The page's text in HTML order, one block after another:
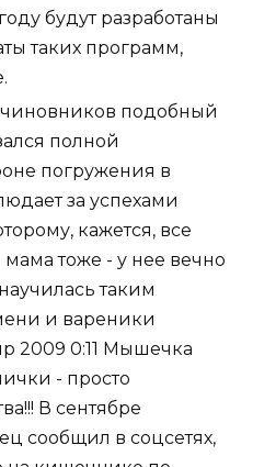
будут разработаны
таких программ,
чиновников подобный
полной
погружения в
за успехами
кажется, все
тоже - у нее вечно
таким
и вареники
2009 0:11 Мышечка
- просто
В сентябре
сообщил в соцсетях,